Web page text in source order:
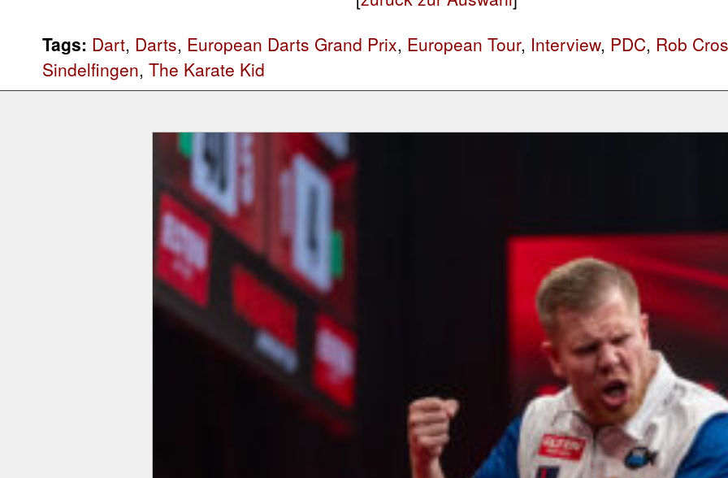
Tags: Dart, Darts, European Darts Grand Prix, European Tour, Interview, PDC, Rob
Sindelfingen, The Karate Kid